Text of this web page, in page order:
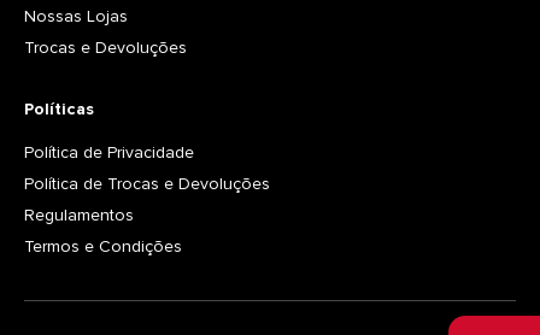
Nossas Lojas
Trocas e Devoluções
Políticas
Política de Privacidade
Política de Trocas e Devoluções
Regulamentos
Termos e Condições